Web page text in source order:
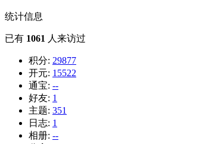
统计信息
已有 1061 人来访过
积分: 29877
开元: 15522
通宝: --
好友: 1
主题: 351
日志: 1
相册: --